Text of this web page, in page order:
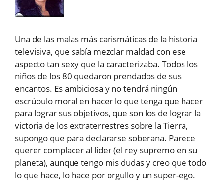
Una de las malas más carismáticas de la historia
televisiva, que sabía mezclar maldad con ese
aspecto tan sexy que la caracterizaba. Todos los
niños de los 80 quedaron prendados de sus
encantos. Es ambiciosa y no tendrá ningún
escrúpulo moral en hacer lo que tenga que hacer
para lograr sus objetivos, que son los de lograr la
victoria de los extraterrestres sobre la Tierra,
supongo que para declararse soberana. Parece
querer complacer al líder (el rey supremo en su
planeta), aunque tengo mis dudas y creo que todo
lo que hace, lo hace por orgullo y un super-ego.